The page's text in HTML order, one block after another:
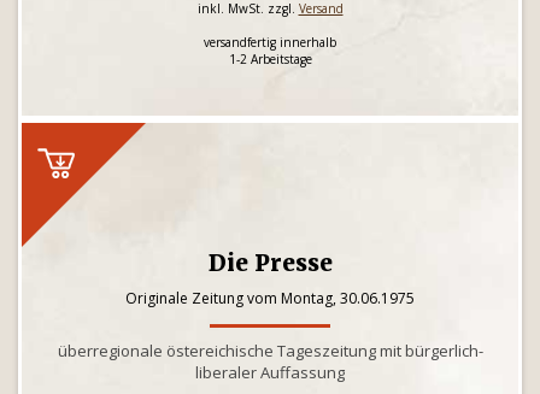
inkl. MwSt. zzgl. Versand
versandfertig innerhalb
1-2 Arbeitstage
Die Presse
Originale Zeitung vom Montag, 30.06.1975
überregionale östereichische Tageszeitung mit bürgerlich-
liberaler Auffassung